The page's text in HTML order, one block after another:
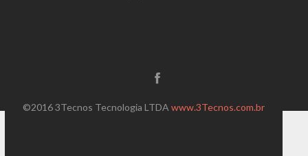
©2016 3Tecnos Tecnologia LTDA www.3Tecnos.com.br